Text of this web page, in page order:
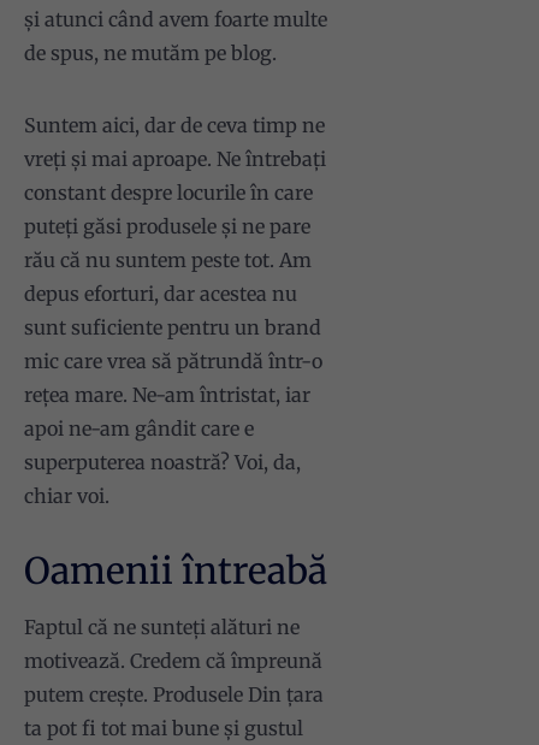
și atunci când avem foarte multe
de spus, ne mutăm pe blog.
Suntem aici, dar de ceva timp ne
vreți și mai aproape. Ne întrebați
constant despre locurile în care
puteți găsi produsele și ne pare
rău că nu suntem peste tot. Am
depus eforturi, dar acestea nu
sunt suficiente pentru un brand
mic care vrea să pătrundă într-o
rețea mare. Ne-am întristat, iar
apoi ne-am gândit care e
superputerea noastră? Voi, da,
chiar voi.
Oamenii întreabă
Faptul că ne sunteți alături ne
motivează. Credem că împreună
putem crește. Produsele Din țara
ta pot fi tot mai bune și gustul